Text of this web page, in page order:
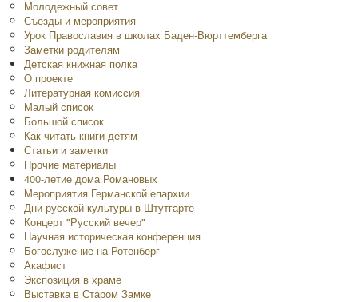
Молодежный совет
Съезды и мероприятия
Урок Православия в школах Баден-Вюрттемберга
Заметки родителям
Детская книжная полка
O проекте
Литературная комиссия
Малый список
Большой список
Как читать книги детям
Статьи и заметки
Прочие материалы
400-летие дома Романовых
Мероприятия Германской епархии
Дни русской культуры в Штутгарте
Концерт "Русский вечер"
Научная историческая конференция
Богослужение на Ротенберг
Акафист
Экспозиция в храме
Выставка в Старом Замке